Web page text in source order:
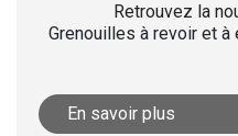
Retrouvez la
Grenouilles à revoir et
En savoir plus